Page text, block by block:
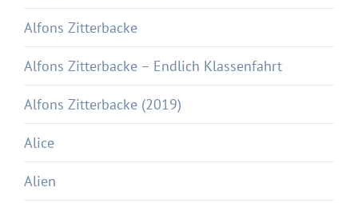
Alfons Zitterbacke
Alfons Zitterbacke – Endlich Klassenfahrt
Alfons Zitterbacke (2019)
Alice
Alien